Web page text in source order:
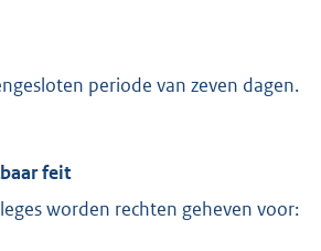
periode van zeven dagen.
feit
worden rechten geheven voor: